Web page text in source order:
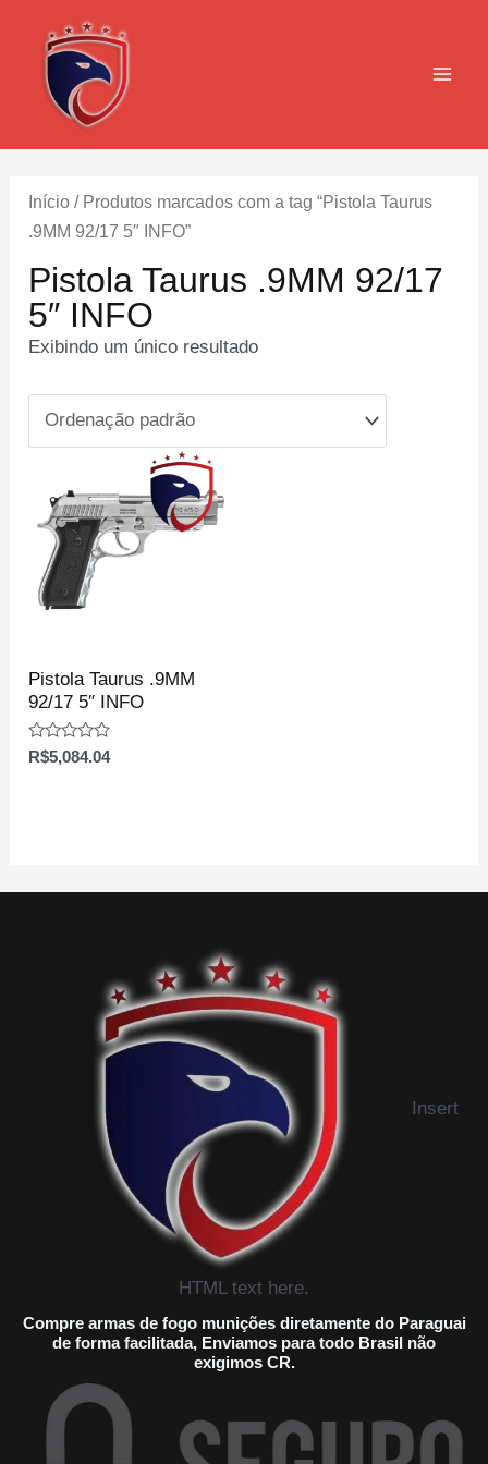
conteúdo
Início / Produtos marcados com a tag “Pistola Taurus
.9MM 92/17 5″ INFO”
Pistola Taurus .9MM 92/17
5″ INFO
Exibindo um único resultado
Pistola Taurus .9MM
92/17 5″ INFO
Avaliação
R$5,084.04
Insert
HTML text here.
Compre armas de fogo munições diretamente do Paraguai
de forma facilitada, Enviamos para todo Brasil não
exigimos CR.